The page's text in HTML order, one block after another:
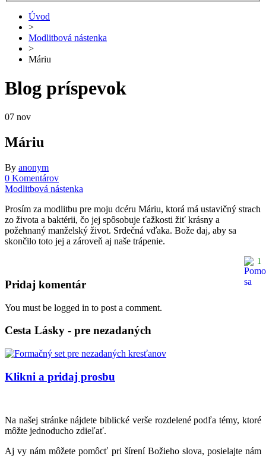
Úvod
>
Modlitbová nástenka
>
Máriu
Blog príspevok
07 nov
Máriu
By anonym
0 Komentárov
Modlitbová nástenka
Prosím za modlitbu pre moju dcéru Máriu, ktorá má ustavičný strach
zo života a baktérii, čo jej spôsobuje ťažkosti žiť krásny a
požehnaný manželský život. Srdečná vďaka. Bože daj, aby sa
skončilo toto jej a zároveň aj naše trápenie.
1
Pridaj komentár
You must be logged in to post a comment.
Cesta Lásky - pre nezadaných
Klikni a pridaj prosbu
Na našej stránke nájdete biblické verše rozdelené podľa témy, ktoré
môžte jednoducho zdieľať.
Aj vy nám môžete pomôcť pri šírení Božieho slova, posielajte nám